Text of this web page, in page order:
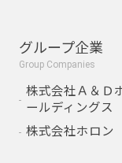
グループ企業
Group Companies
株式会社Ａ＆Ｄ
ールディングス
株式会社ホロン